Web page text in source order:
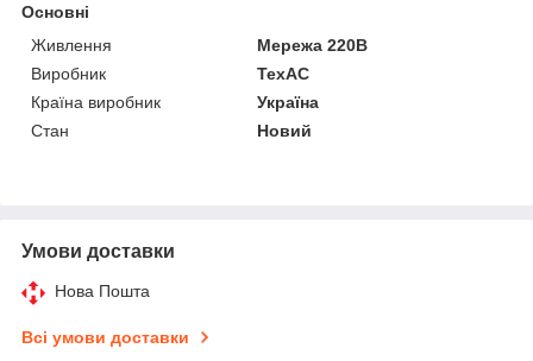
Основні
Живлення
Мережа 220В
Виробник
ТехАС
Країна виробник
Україна
Стан
Новий
Умови доставки
Нова Пошта
Всі умови доставки